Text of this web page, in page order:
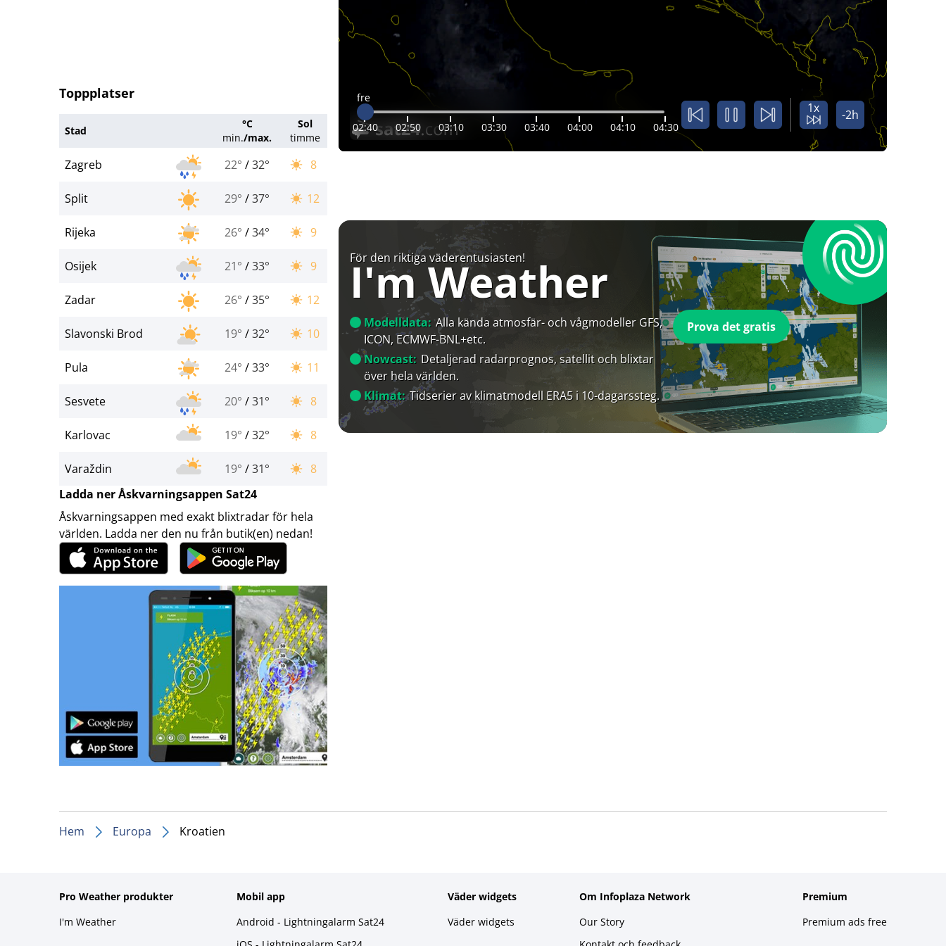
Toppplatser
Stad
°C
min./max.
Sol
timme
Zagreb 22° /32° 8
Split 29° /37° 12
Rijeka 26° /34° 9
Osijek 21° /33° 9
Zadar 26° /35° 12
Slavonski Brod 19° /32° 10
Pula 24° /33° 11
Sesvete 20° /31° 8
Karlovac 19° /32° 8
Varaždin 19° /31°
8
Ladda ner Åskvarningsappen Sat24
Åskvarningsappen med exakt blixtradar för hela
världen. Ladda ner den nu från butik(en) nedan!
fre
02:40 02:50 03:10 03:30 03:40 04:00 04:10 04:30
1x -2h
För den riktiga väderentusiasten!
I'm Weather
Modelldata: Alla kända atmosfär- och vågmodeller GFS,
ICON, ECMWF-BNL+etc.
Nowcast: Detaljerad radarprognos, satellit och blixtar
över hela världen.
Klimat: Tidserier av klimatmodell ERA5 i 10-dagarssteg.
Prova det gratis
Hem Europa Kroatien
Pro Weather produkter
I'm Weather
Mobil app
Android - Lightningalarm Sat24
Väder widgets
Väder widgets
Om Infoplaza Network
Our Story
Premium
Premium ads free